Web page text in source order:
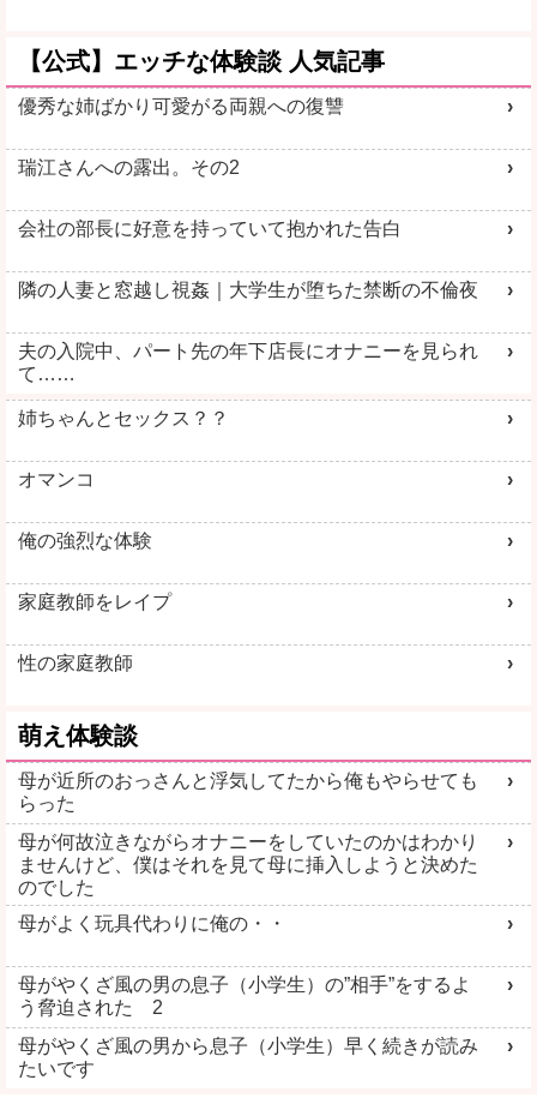
【公式】エッチな体験談 人気記事
優秀な姉ばかり可愛がる両親への復讐
瑞江さんへの露出。その2
会社の部長に好意を持っていて抱かれた告白
隣の人妻と窓越し視姦｜大学生が堕ちた禁断の不倫夜
夫の入院中、パート先の年下店長にオナニーを見られ
て……
姉ちゃんとセックス？？
オマンコ
俺の強烈な体験
家庭教師をレイプ
性の家庭教師
萌え体験談
母が近所のおっさんと浮気してたから俺もやらせても
らった
母が何故泣きながらオナニーをしていたのかはわかり
ませんけど、僕はそれを見て母に挿入しようと決めた
のでした
母がよく玩具代わりに俺の・・
母がやくざ風の男の息子（小学生）の”相手”をするよ
う脅迫された 2
母がやくざ風の男から息子（小学生）早く続きが読み
たいです